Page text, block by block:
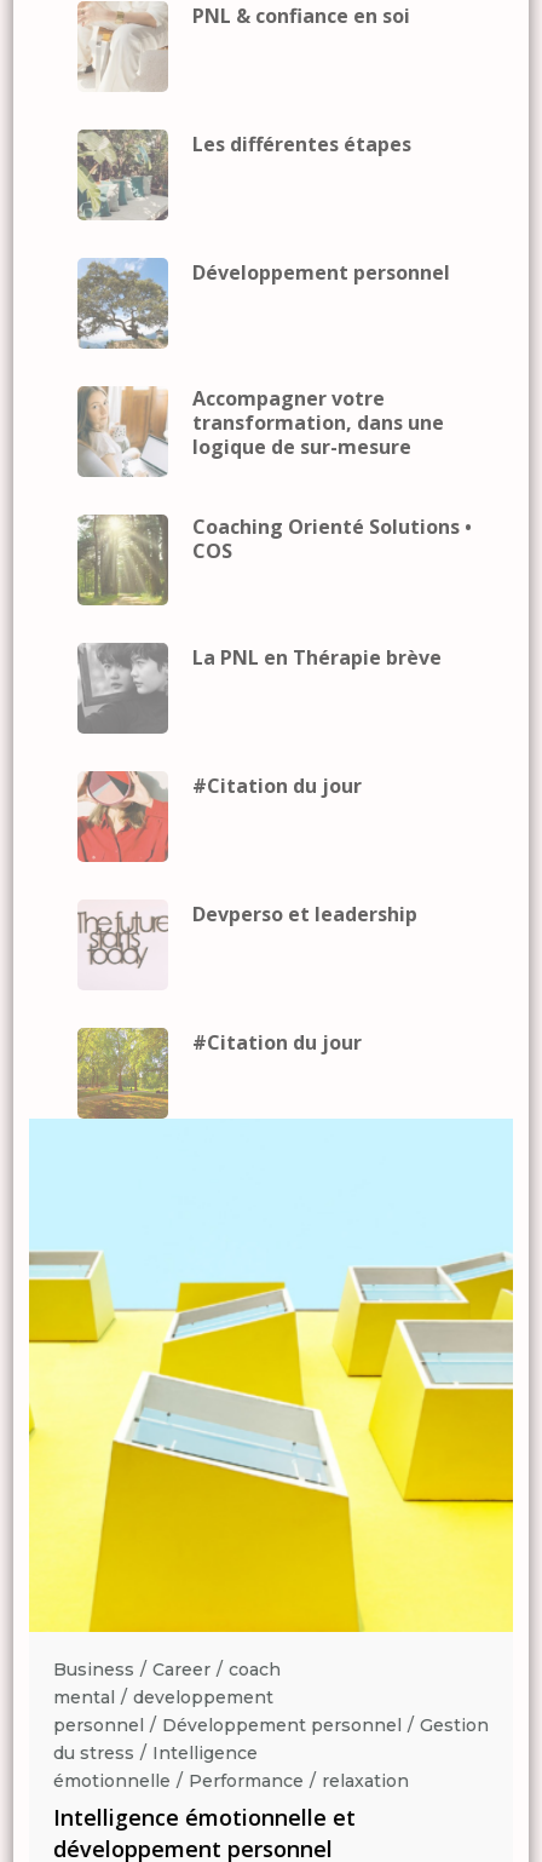
PNL & confiance en soi
Les différentes étapes
Développement personnel
Accompagner votre
transformation, dans une
logique de sur-mesure
Coaching Orienté Solutions •
COS
La PNL en Thérapie brève
#Citation du jour
Devperso et leadership
#Citation du jour
Business Career
coach
mental
developpement
personnel
Développement personnel
Gestion
du stress
Intelligence
émotionnelle
Performance relaxation
Intelligence émotionnelle et
développement personnel